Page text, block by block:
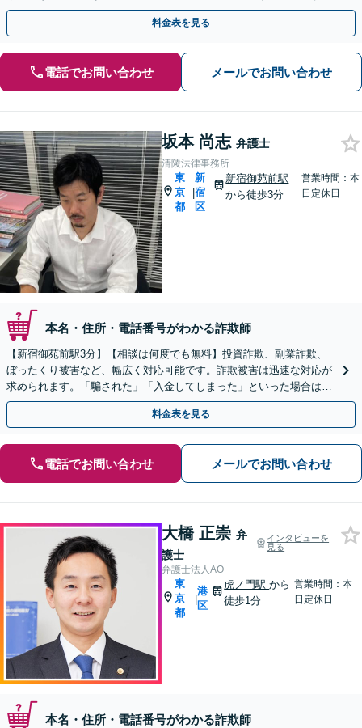
前に、ご家族の相談も含めぜひ一度ご相談ください。
料金表を見る
電話でお問い合わせ メールでお問い合わせ
坂本 尚志 弁護士
清陵法律事務所
東
京
都
|
新
宿
区
新宿御苑前駅
から徒歩3分
営業時間：本
日定休日
本名・住所・電話番号がわかる詐欺師
【新宿御苑前駅3分】【相談は何度でも無料】投資詐欺、副業詐欺、
ぼったくり被害など、幅広く対応可能です。詐欺被害は迅速な対応が
求められます。「騙された」「入金してしまった」といった場合は、
お早めにご相談ください。【電話・メール・WEB相談可】
料金表を見る
電話でお問い合わせ メールでお問い合わせ
大橋 正崇 弁
護士
インタビューを
見る
弁護士法人AO
東
京
都
|
港
区
虎ノ門駅から
徒歩1分
営業時間：本
日定休日
本名・住所・電話番号がわかる詐欺師